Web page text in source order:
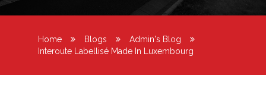
Home Blogs
Admin's Blog
Interoute Labellisé Made In Luxembourg